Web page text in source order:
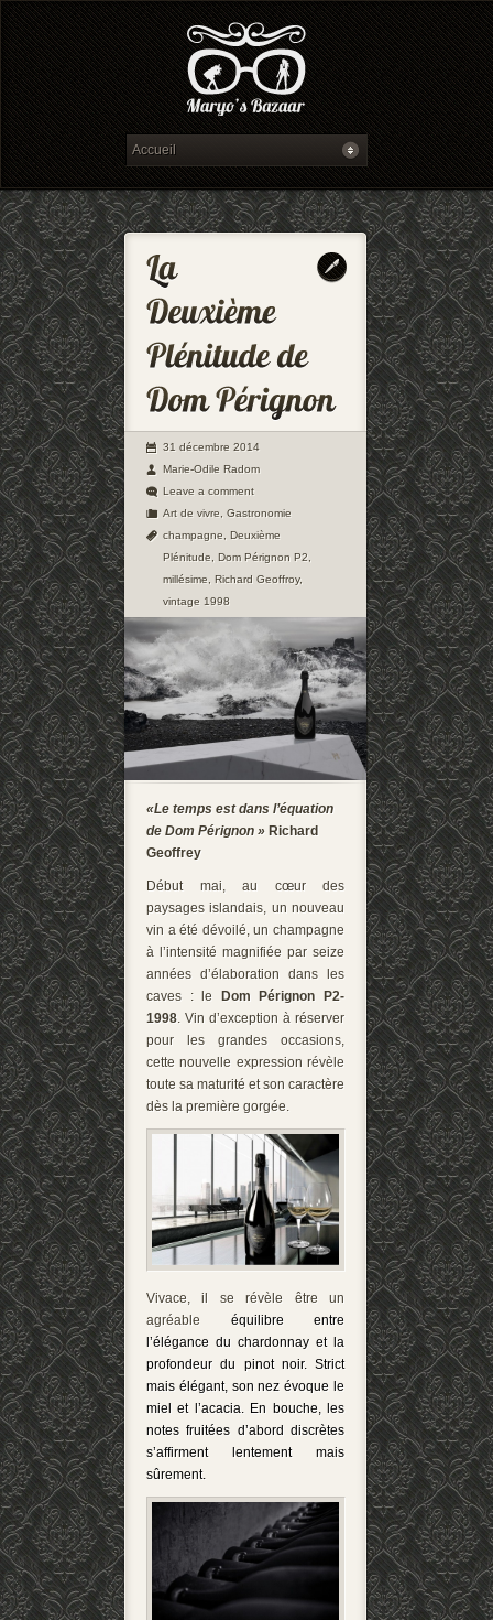
31 décembre 2014
Marie-Odile Radom
Leave a comment
Art de vivre
Gastronomie
champagne
Deuxième
Plénitude
Dom Pérignon P2
millésime
Richard Geoffroy,
vintage 1998
«Le temps est dans l’équation
de Dom Pérignon » Richard
Geoffrey
Début mai, au cœur des
paysages islandais, un nouveau
vin a été dévoilé, un champagne
à l’intensité magnifiée par seize
années d’élaboration dans les
caves : le Dom Pérignon P2-
1998 . Vin d’exception à réserver
pour les grandes occasions,
cette nouvelle expression révèle
toute sa maturité et son caractère
dès la première gorgée.
Vivace, il se révèle être un
agréable équilibre entre
l’élégance du chardonnay et la
profondeur du pinot noir. Strict
mais élégant, son nez évoque le
miel et l’acacia. En bouche, les
notes fruitées d’abord discrètes
s’affirment lentement mais
sûrement.